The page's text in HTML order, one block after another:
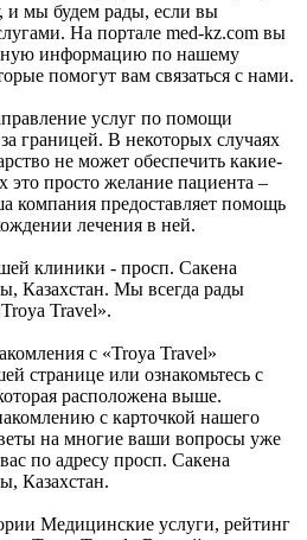
и мы будем рады, если вы
На портале med-kz.com вы
информацию по нашему
помогут вам связаться с нами.
услуг по помощи
границей. В некоторых случаях
не может обеспечить какие-
это просто желание пациента –
компания предоставляет помощь
лечения в ней.
клиники - просп. Сакена
Казахстан. Мы всегда рады
Travel».
с «Troya Travel»
странице или ознакомьтесь с
расположена выше.
с карточкой нашего
на многие ваши вопросы уже
по адресу просп. Сакена
Казахстан.
Медицинские услуги, рейтинг